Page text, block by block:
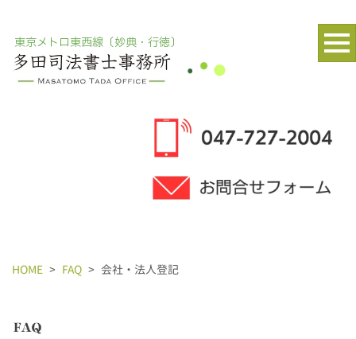
東京メトロ東西線〔妙典・行徳〕
HOME > FAQ > 会社・法人登記